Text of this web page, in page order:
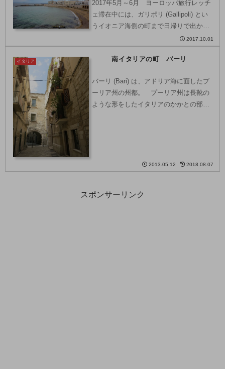
2017年5月～6月 ヨーロッパ旅行レッチ
ェ滞在中には、ガリポリ (Gallipoli) とい
うイオニア海側の町まで日帰りで出かけ
ました。ガリポリは、紀元前にギリシャ
人によって築かれた町。Gallipoliという
町の名前は、Kallipol...
2017.10.01
イタリア 南イタリアの町 バーリ
バーリ (Bari) は、アドリア海に面したプ
ーリア州の州都。 プーリア州は長靴の
ような形をしたイタリアのかかとの部分
2013.05.12 2018.08.07
スポンサーリンク